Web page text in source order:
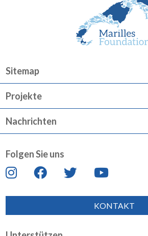
Sitemap
Projekte
Nachrichten
Folgen Sie uns
KONTAKT